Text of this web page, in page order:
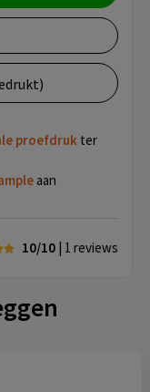
proefdruk ter
aan
10/10 | 1 reviews